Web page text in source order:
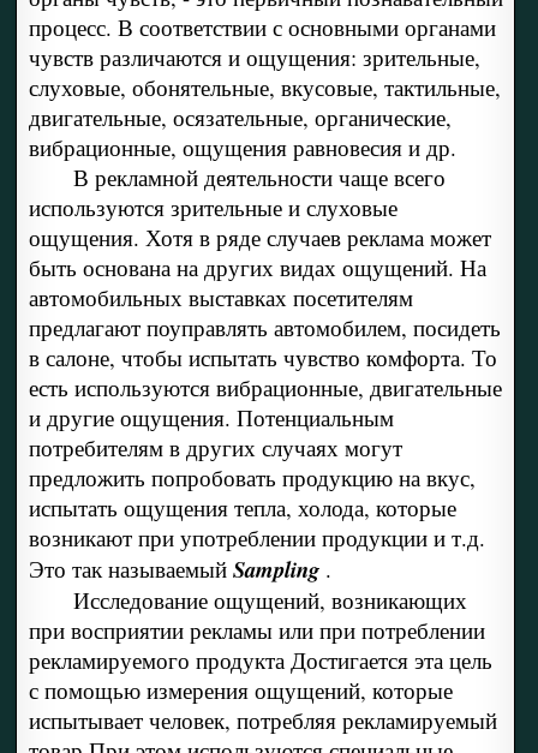
процесс. В соответствии с основными органами
чувств различаются и ощущения: зрительные,
слуховые, обонятельные, вкусовые, тактильные,
двигательные, осязательные, органические,
вибрационные, ощущения равновесия и др.
В рекламной деятельности чаще всего
используются зрительные и слуховые
ощущения. Хотя в ряде случаев реклама может
быть основана на других видах ощущений. На
автомобильных выставках посетителям
предлагают поуправлять автомобилем, посидеть
в салоне, чтобы испытать чувство комфорта. То
есть используются вибрационные, двигательные
и другие ощущения. Потенциальным
потребителям в других случаях могут
предложить попробовать продукцию на вкус,
испытать ощущения тепла, холода, которые
возникают при употреблении продукции и т.д.
Это так называемый Sampling .
Исследование ощущений, возникающих
при восприятии рекламы или при потреблении
рекламируемого продукта Достигается эта цель
с помощью измерения ощущений, которые
испытывает человек, потребляя рекламируемый